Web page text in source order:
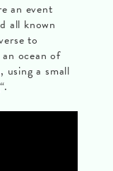
an event
all known
to
ocean of
using a small